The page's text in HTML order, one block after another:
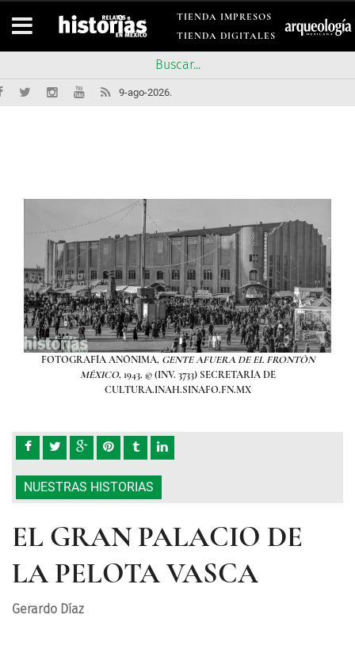
TIENDA IMPRESOS
TIENDA DIGITALES
9-ago-2026.
FOTOGRAFÍA ANÓNIMA, GENTE AFUERA DE EL FRONTÓN
MÉXICO, 1943. © (INV. 3733) SECRETARÍA DE
CULTURA.INAH.SINAFO.FN.MX
NUESTRAS HISTORIAS
EL GRAN PALACIO DE
LA PELOTA VASCA
Gerardo Díaz